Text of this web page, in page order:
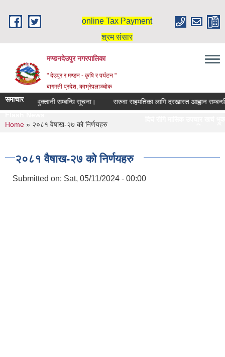
online Tax Payment
श्रम संसार
मण्डनदेउपुर नगरपालिका
" देउपुर र मण्डन - कृषि र पर्यटन "
बागमती प्रदेश, काभ्रेपलाञ्चोक
समाचार
उपचार खर्च भुक्तानी सम्बन्धि सूचना।
सरुवा सहमतिका लागि दरखास्त आह्वान
You are here
Home » २०८१ वैषाख-२७ को निर्णयहरु
२०८१ वैषाख-२७ को निर्णयहरु
Submitted on: Sat, 05/11/2024 - 00:00